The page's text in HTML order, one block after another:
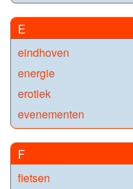
E
eindhoven
energie
erotiek
evenementen
F
fietsen